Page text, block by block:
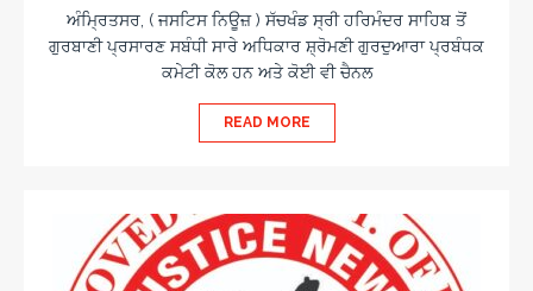
ਅੰਮ੍ਰਿਤਸਰ, ( ਜਸਟਿਸ ਨਿਊਜ਼ ) ਸੱਚਖੰਡ ਸ੍ਰੀ ਹਰਿਮੰਦਰ ਸਾਹਿਬ ਤੋਂ
ਗੁਰਬਾਣੀ ਪ੍ਰਸਾਰਣ ਸਬੰਧੀ ਸਾਰੇ ਅਧਿਕਾਰ ਸ਼੍ਰੋਮਣੀ ਗੁਰਦੁਆਰਾ ਪ੍ਰਬੰਧਕ
ਕਮੇਟੀ ਕੋਲ ਹਨ ਅਤੇ ਕੋਈ ਵੀ ਚੈਨਲ
READ MORE